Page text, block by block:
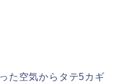
た空気からタテ5カギ